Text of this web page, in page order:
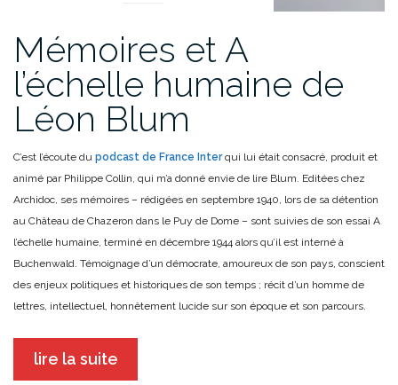
Mémoires et A
l’échelle humaine de
Léon Blum
C’est l’écoute du podcast de France Interqui lui était consacré, produit et
animé par Philippe Collin, qui m’a donné envie de lire Blum. Editées chez
Archidoc, ses mémoires – rédigées en septembre 1940, lors de sa détention
au Château de Chazeron dans le Puy de Dome – sont suivies de son essai A
l’échelle humaine, terminé en décembre 1944 alors qu’il est interné à
Buchenwald. Témoignage d’un démocrate, amoureux de son pays, conscient
des enjeux politiques et historiques de son temps ; récit d’un homme de
lettres, intellectuel, honnêtement lucide sur son époque et son parcours.
lire la suite